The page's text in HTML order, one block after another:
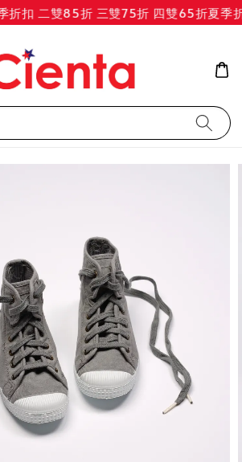
扣 二雙85折 三雙75折 四雙65折夏季折